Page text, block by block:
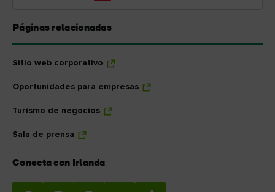
Páginas relacionadas
Sitio web corporativo
Oportunidades para empresas
Turismo de negocios
Sala de prensa
Conecta con Irlanda